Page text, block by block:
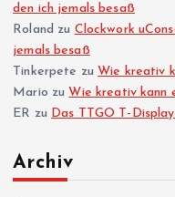
den ich jemals besaß
Roland zu Clockwork
jemals besaß
Tinkerpete zu Wie kreativ
Mario zu Wie kreativ kann
ER zu Das TTGO T-
Archiv